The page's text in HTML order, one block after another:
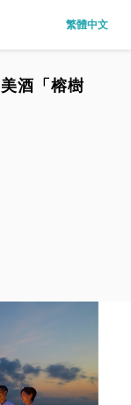
繁體中文
酒「榕樹